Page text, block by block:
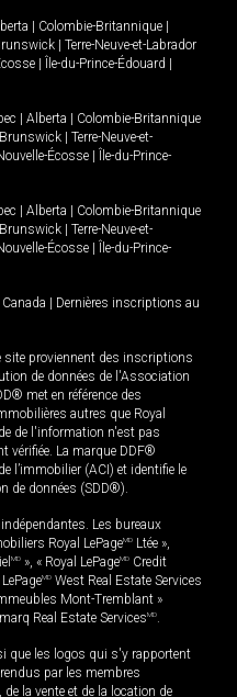
Colombie-Britannique
Terre-Neuve-et-Labrador
Île-du-Prince-Édouard
Alberta
Colombie-Britannique
Terre-Neuve-et-
Écosse
Île-du-Prince-
Alberta
Colombie-Britannique
Terre-Neuve-et-
Écosse
Île-du-Prince-
Dernières inscriptions au
proviennent des inscriptions
de données de l'Association
met en référence des
autres que Royal
de l'information n'est pas
vérifiée. La marque DDF®
l’immobilier (ACI) et identifie le
de données (SDD®).
Les bureaux
Royal LePageMD Ltée »,
MD », « Royal LePageMD Credit
MD West Real Estate Services
Mont-Tremblant »
Real Estate ServicesMD.
que les logos qui s'y rapportent
par les membres
la vente et de la location de